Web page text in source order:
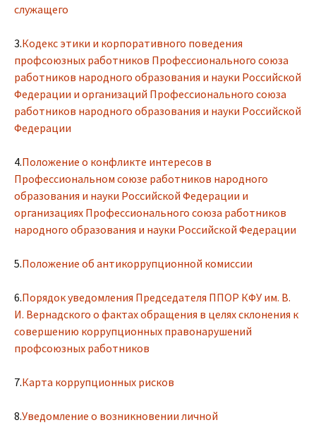
служащего
3.Кодекс этики и корпоративного поведения
профсоюзных работников Профессионального союза
работников народного образования и науки Российской
Федерации и организаций Профессионального союза
работников народного образования и науки Российской
Федерации
4.Положение о конфликте интересов в
Профессиональном союзе работников народного
образования и науки Российской Федерации и
организациях Профессионального союза работников
народного образования и науки Российской Федерации
5.Положение об антикоррупционной комиссии
6.Порядок уведомления Председателя ППОР КФУ им. В.
И. Вернадского о фактах обращения в целях склонения к
совершению коррупционных правонарушений
профсоюзных работников
7.Карта коррупционных рисков
8.Уведомление о возникновении личной